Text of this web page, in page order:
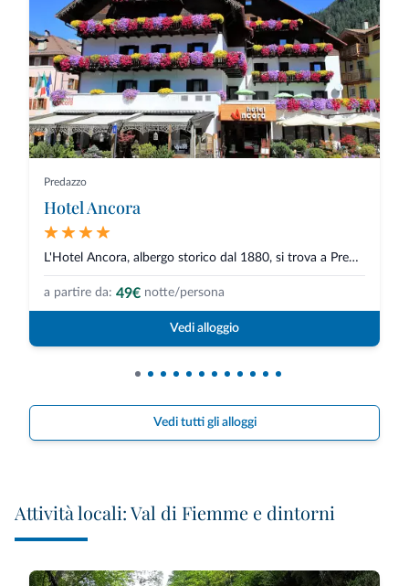
Predazzo
Hotel Ancora
L'Hotel Ancora, albergo storico dal 1880, si trova a Predazzo in Val di Fie...
a partire da: 49€ notte/persona
Vedi alloggio
Vedi tutti gli alloggi
Attività locali: Val di Fiemme e dintorni